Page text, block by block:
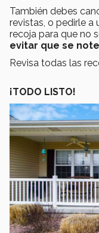
También debes
revistas, o pedirle a
recoja para que no
evitar que se
Revisa todas las
¡TODO LISTO!